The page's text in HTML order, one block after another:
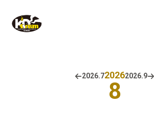
2026.72026
8
2026.9